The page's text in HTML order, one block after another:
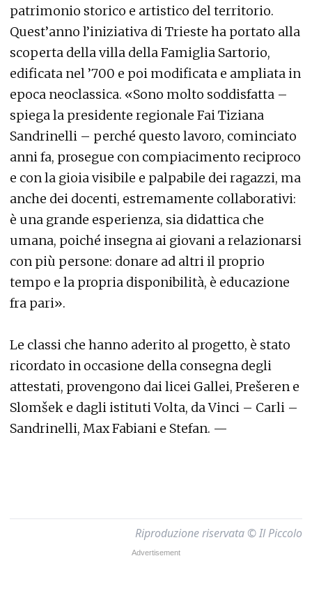
patrimonio storico e artistico del territorio.
Quest’anno l’iniziativa di Trieste ha portato alla
scoperta della villa della Famiglia Sartorio,
edificata nel ’700 e poi modificata e ampliata in
epoca neoclassica. «Sono molto soddisfatta –
spiega la presidente regionale Fai Tiziana
Sandrinelli – perché questo lavoro, cominciato
anni fa, prosegue con compiacimento reciproco
e con la gioia visibile e palpabile dei ragazzi, ma
anche dei docenti, estremamente collaborativi:
è una grande esperienza, sia didattica che
umana, poiché insegna ai giovani a relazionarsi
con più persone: donare ad altri il proprio
tempo e la propria disponibilità, è educazione
fra pari».
Le classi che hanno aderito al progetto, è stato
ricordato in occasione della consegna degli
attestati, provengono dai licei Gallei, Prešeren e
Slomšek e dagli istituti Volta, da Vinci – Carli –
Sandrinelli, Max Fabiani e Stefan. —
Riproduzione riservata © Il Piccolo